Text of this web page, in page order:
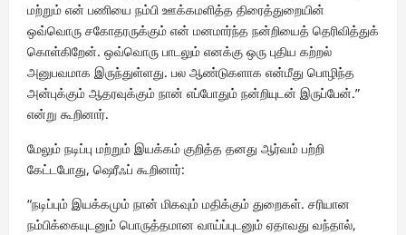
மற்றும் என் பணியை நம்பி ஊக்கமளித்த திரைத்துறையின்
ஒவ்வொரு சகோதரருக்கும் என் மனமார்ந்த நன்றியைத் தெரிவித்துக்
கொள்கிறேன். ஒவ்வொரு பாடலும் எனக்கு ஒரு புதிய கற்றல்
அனுபவமாக இருந்துள்ளது. பல ஆண்டுகளாக என்மீது பொழிந்த
அன்புக்கும் ஆதரவுக்கும் நான் எப்போதும் நன்றியுடன் இருப்பேன்.”
என்று கூறினார்.
மேலும் நடிப்பு மற்றும் இயக்கம் குறித்த தனது ஆர்வம் பற்றி
கேட்டபோது, ஷெரீஃப் கூறினார்:
“நடிப்பும் இயக்கமும் நான் மிகவும் மதிக்கும் துறைகள். சரியான
நம்பிக்கையுடனும் பொருத்தமான வாய்ப்புடனும் ஏதாவது வந்தால்,